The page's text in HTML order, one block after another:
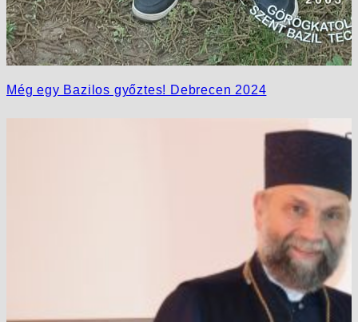
Még egy Bazilos győztes! Debrecen 2024